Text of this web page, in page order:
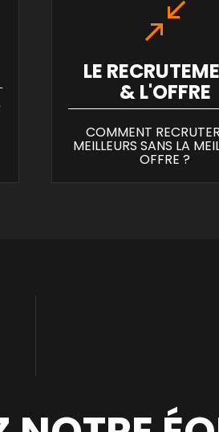
LE
& L'OFFRE
COMMENT
MEILLEURS SANS LA
OFFRE ?